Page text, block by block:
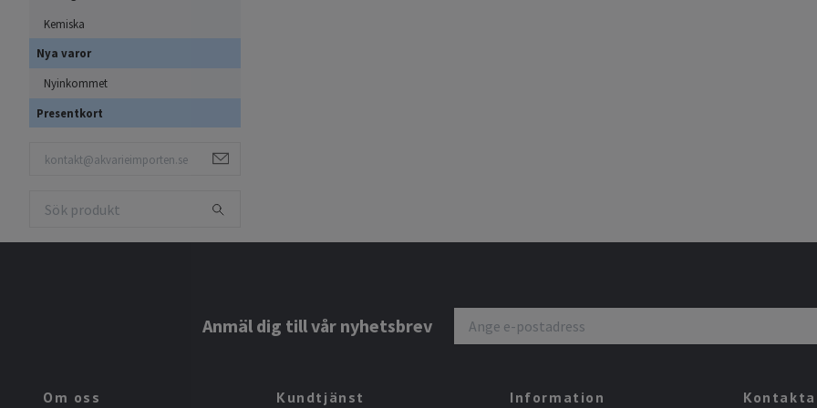
Kemiska
Nya varor
Nyinkommet
Presentkort
Anmäl dig till vår nyhetsbrev
Om oss Kundtjänst Information